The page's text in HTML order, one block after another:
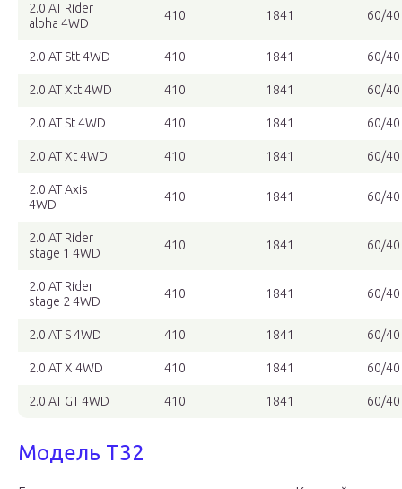
2.0 AT Rider
alpha 4WD
410 1841 60/40
2.0 AT Stt 4WD 410 1841 60/40
2.0 AT Xtt 4WD 410 1841 60/40
2.0 AT St 4WD 410 1841 60/40
2.0 AT Xt 4WD 410 1841 60/40
2.0 AT Axis
4WD
410 1841 60/40
2.0 AT Rider
stage 1 4WD
410 1841 60/40
2.0 AT Rider
stage 2 4WD
410 1841 60/40
2.0 AT S 4WD 410 1841 60/40
2.0 AT X 4WD 410 1841 60/40
2.0 AT GT 4WD 410 1841 60/40
Модель T32